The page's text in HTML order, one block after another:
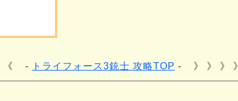
《 トライフォース3銃士 攻略TOP 》 》 》